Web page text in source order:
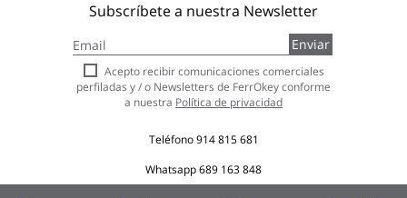
Subscríbete a nuestra Newsletter
a
nuestro
boletín
de
Enviar
Acepto recibir comunicaciones comerciales
perfiladas y / o Newsletters de FerrOkey conforme
a nuestra Política de privacidad
Teléfono914 815 681
Whatsapp689 163 848